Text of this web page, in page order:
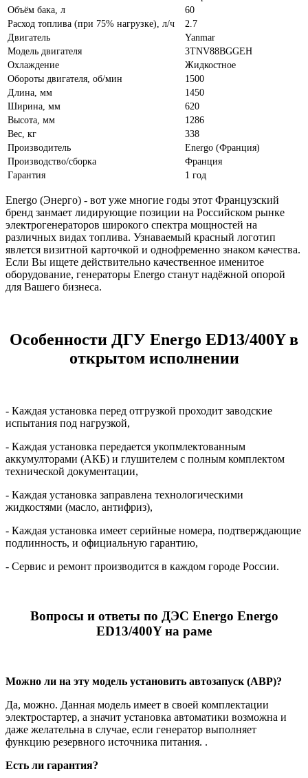
Объём бака, л
60
Расход топлива (при 75% нагрузке), л/ч
2.7
Двигатель
Yanmar
Модель двигателя
3TNV88BGGEH
Охлаждение
Жидкостное
Обороты двигателя, об/мин
1500
Длина, мм
1450
Ширина, мм
620
Высота, мм
1286
Вес, кг
338
Производитель
Energo (Франция)
Производство/сборка
Франция
Гарантия
1 год
Energo (Энерго) - вот уже многие годы этот Французский
бренд занмает лидирующие позиции на Российском рынке
электрогенераторов широкого спектра мощностей на
различных видах топлива. Узнаваемый красный логотип
явлется визитной карточкой и однофременно знаком качества.
Если Вы ищете действительно качественное именитое
оборудование, генераторы Energo станут надёжной опорой
для Вашего бизнеса.
Особенности ДГУ Energo ED13/400Y в
открытом исполнении
- Каждая установка перед отгрузкой проходит заводские
испытания под нагрузкой,
- Каждая установка передается укопмлектованным
аккумулторами (АКБ) и глушителем с полным комплектом
технической документации,
- Каждая установка заправлена технологическими
жидкостями (масло, антифриз),
- Каждая установка имеет серийные номера, подтверждающие
подлинность, и официальную гарантию,
- Сервис и ремонт производится в каждом городе России.
Вопросы и ответы по ДЭС Energo Energo
ED13/400Y на раме
Можно ли на эту модель установить автозапуск (АВР)?
Да, можно. Данная модель имеет в своей комплектации
электростартер, а значит установка автоматики возможна и
даже желательна в случае, если генератор выполняет
функцию резервного источника питания. .
Есть ли гарантия?